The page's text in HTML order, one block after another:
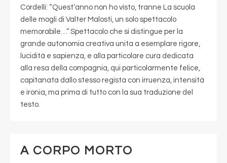
Cordelli: “Quest’anno non ho visto, tranne La scuola
delle mogli di Valter Malosti, un solo spettacolo
memorabile…” Spettacolo che si distingue per la
grande autonomia creativa unita a esemplare rigore,
lucidità e sapienza, e alla particolare cura dedicata
alla resa della compagnia, qui particolarmente felice,
capitanata dallo stesso regista con irruenza, intensità
e ironia, ma prima di tutto con la sua traduzione del
testo.
A CORPO MORTO